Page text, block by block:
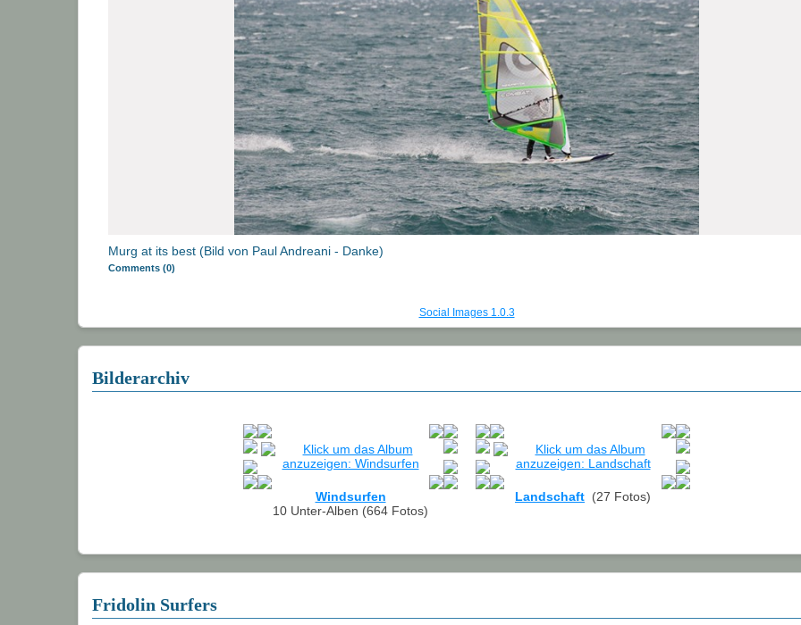
Murg at its best (Bild von Paul Andreani - Danke)
Comments (0)
Social Images 1.0.3
Bilderarchiv
Windsurfen
10 Unter-Alben (664 Fotos)
Landschaft (27 Fotos)
Fridolin Surfers